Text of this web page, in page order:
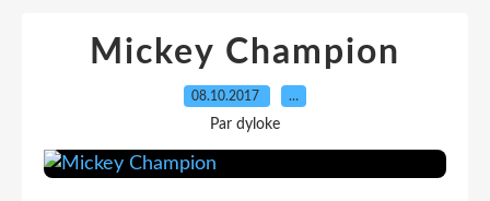
Mickey Champion
08.10.2017 …
Par dyloke